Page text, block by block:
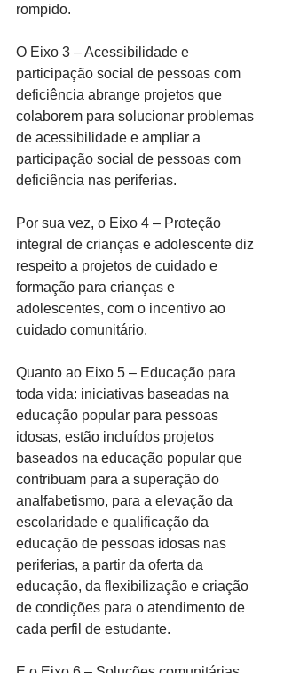
rompido.
O Eixo 3 – Acessibilidade e
participação social de pessoas com
deficiência abrange projetos que
colaborem para solucionar problemas
de acessibilidade e ampliar a
participação social de pessoas com
deficiência nas periferias.
Por sua vez, o Eixo 4 – Proteção
integral de crianças e adolescente diz
respeito a projetos de cuidado e
formação para crianças e
adolescentes, com o incentivo ao
cuidado comunitário.
Quanto ao Eixo 5 – Educação para
toda vida: iniciativas baseadas na
educação popular para pessoas
idosas, estão incluídos projetos
baseados na educação popular que
contribuam para a superação do
analfabetismo, para a elevação da
escolaridade e qualificação da
educação de pessoas idosas nas
periferias, a partir da oferta da
educação, da flexibilização e criação
de condições para o atendimento de
cada perfil de estudante.